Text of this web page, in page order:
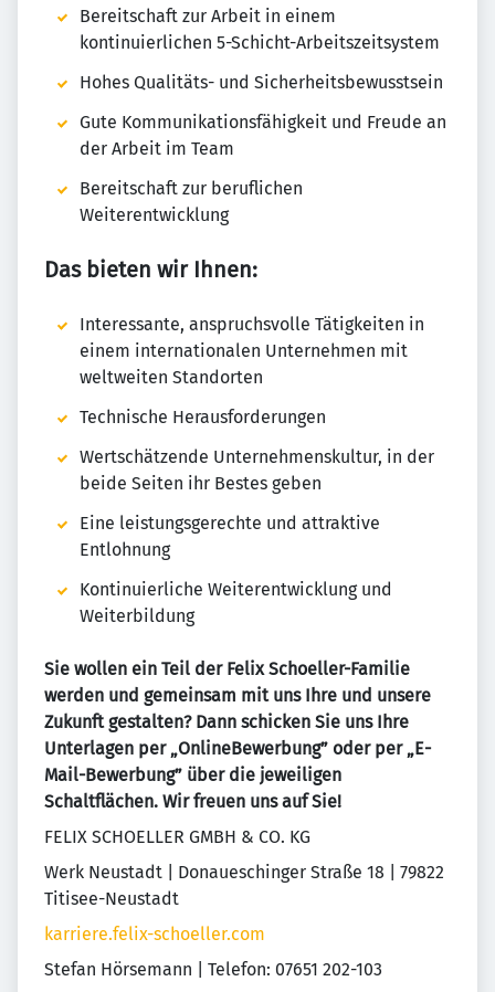
Bereitschaft zur Arbeit in einem
kontinuierlichen 5-Schicht-Arbeitszeitsystem
Hohes Qualitäts- und Sicherheitsbewusstsein
Gute Kommunikationsfähigkeit und Freude an
der Arbeit im Team
Bereitschaft zur beruflichen
Weiterentwicklung
Das bieten wir Ihnen:
Interessante, anspruchsvolle Tätigkeiten in
einem internationalen Unternehmen mit
weltweiten Standorten
Technische Herausforderungen
Wertschätzende Unternehmenskultur, in der
beide Seiten ihr Bestes geben
Eine leistungsgerechte und attraktive
Entlohnung
Kontinuierliche Weiterentwicklung und
Weiterbildung
Sie wollen ein Teil der Felix Schoeller-Familie
werden und gemeinsam mit uns Ihre und unsere
Zukunft gestalten? Dann schicken Sie uns Ihre
Unterlagen per „OnlineBewerbung” oder per „E-
Mail-Bewerbung” über die jeweiligen
Schaltflächen. Wir freuen uns auf Sie!
FELIX SCHOELLER GMBH & CO. KG
Werk Neustadt | Donaueschinger Straße 18 | 79822
Titisee-Neustadt
karriere.felix-schoeller.com
Stefan Hörsemann | Telefon: 07651 202-103